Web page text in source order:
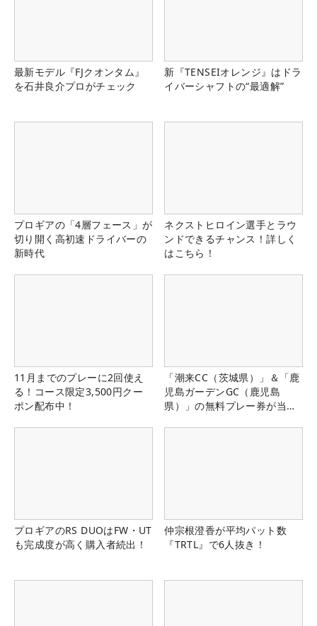
最新モデル『FJクオンタム』
を石井良介プロがチェック
新『TENSEIオレンジ』はドラ
イバーシャフトの“最適解”
プロギアの「4層フェース」が
切り開く高初速ドライバーの
新時代
ネクストヒロイン選手とラウ
ンドできるチャンス！詳しく
はこちら！
11月までのプレーに2回使え
る！コース限定3,500円クー
ポン配布中！
「潮来CC（茨城県）」＆「鹿
児島ガーデンGC（鹿児島
県）」の無料プレー券が当た
プロギアのRS DUOはFW・UT
も完成度が高く購入者続出！
仲宗根澄香が平均パット数
『TRTL』で6人抜き！